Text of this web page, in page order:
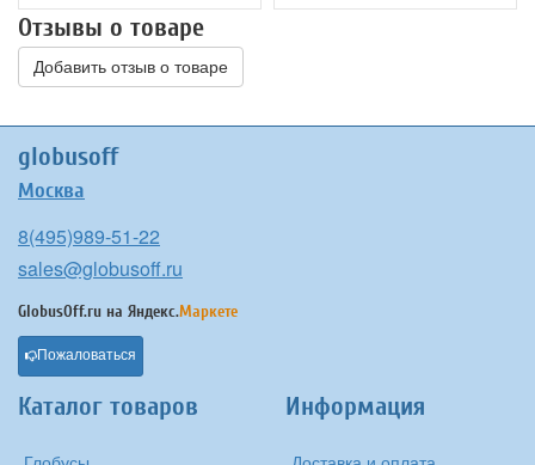
Отзывы о товаре
Добавить отзыв о товаре
globusoff
Москва
8(495)989-51-22
sales@globusoff.ru
GlobusOff.ru на Яндекс.Маркете
Пожаловаться
Каталог товаров Информация